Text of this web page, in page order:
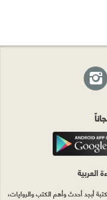
العربية
أبجد أحدث وأهم الكتب والروايات،